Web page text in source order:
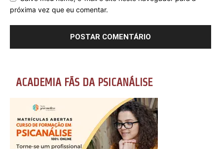
próxima vez que eu comentar.
ACADEMIA FÃS DA PSICANÁLISE